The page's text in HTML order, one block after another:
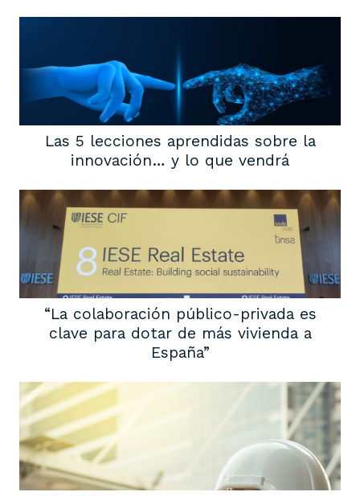
Las 5 lecciones aprendidas sobre la
innovación… y lo que vendrá
“La colaboración público-privada es
clave para dotar de más vivienda a
España”